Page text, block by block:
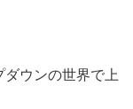
ウンの世界で上